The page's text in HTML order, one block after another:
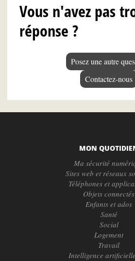
Vous n'avez pas
réponse ?
Posez une autre
Contactez-nous
MON
Ma sécurité
Sites web et réseaux
Téléphones et
Objets connectés
Enfants et ados
Santé
Social
Logement
Travail
Intelligence